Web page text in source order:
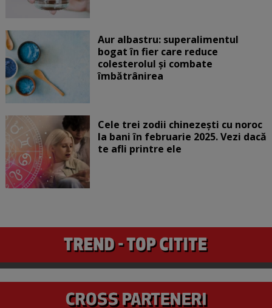
Aur albastru: superalimentul
bogat în fier care reduce
colesterolul și combate
îmbătrânirea
Cele trei zodii chinezești cu noroc
la bani în februarie 2025. Vezi dacă
te afli printre ele